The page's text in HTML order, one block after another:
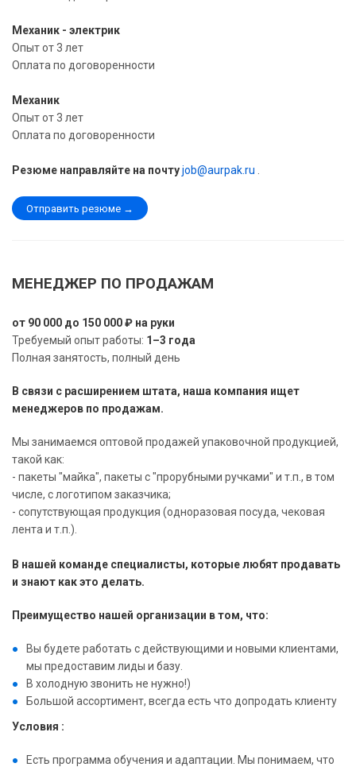
Механик - электрик
Опыт от 3 лет
Оплата по договоренности
Механик
Опыт от 3 лет
Оплата по договоренности
Резюме направляйте на почтуjob@aurpak.ru
Отправить резюме →
МЕНЕДЖЕР ПО ПРОДАЖАМ
от 90 000 до 150 000 ₽ на руки
Требуемый опыт работы: 1–3 года
Полная занятость, полный день
В связи с расширением штата, наша компания ищет
менеджеров по продажам.
Мы занимаемся оптовой продажей упаковочной продукцией,
такой как:
- пакеты "майка", пакеты с "прорубными ручками" и т.п., в том
числе, с логотипом заказчика;
- сопутствующая продукция (одноразовая посуда, чековая
лента и т.п.).
В нашей команде специалисты, которые любят продавать
и знают как это делать.
Преимущество нашей организации в том, что:
Вы будете работать с действующими и новыми клиентами,
мы предоставим лиды и базу.
В холодную звонить не нужно!)
Большой ассортимент, всегда есть что допродать клиенту
Условия :
Есть программа обучения и адаптации. Мы понимаем, что